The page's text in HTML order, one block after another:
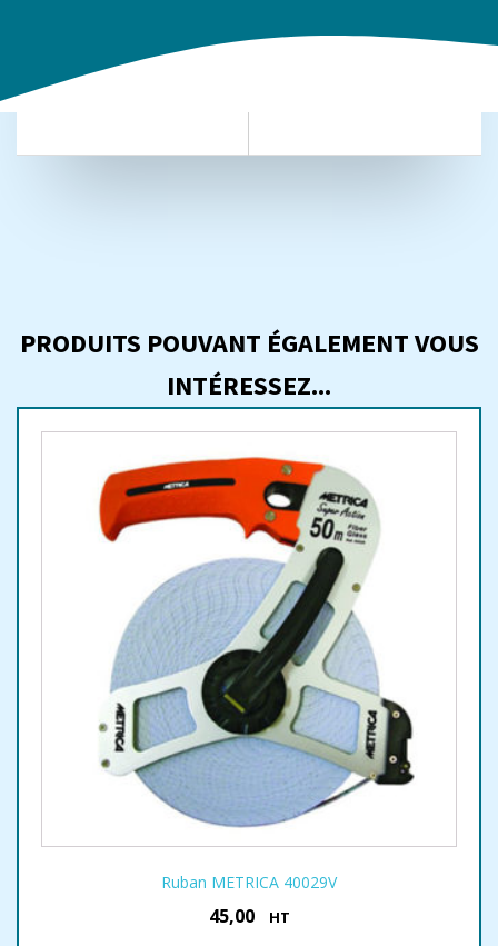
LIVRAISON
DANS TOUTE LA FRANCE
PRODUITS POUVANT ÉGALEMENT VOUS
INTÉRESSEZ...
Ruban METRICA 40029V
45,00€ HT